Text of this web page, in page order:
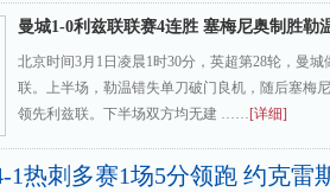
曼城1-0利兹联联赛4连胜 塞梅尼奥制胜勒
北京时间3月1日凌晨1时30分，英超第28轮，曼
联。上半场，勒温错失单刀破门良机，随后塞梅
领先利兹联。下半场双方均无建 ……[详细]
1热刺多赛1场5分领跑 约克雷